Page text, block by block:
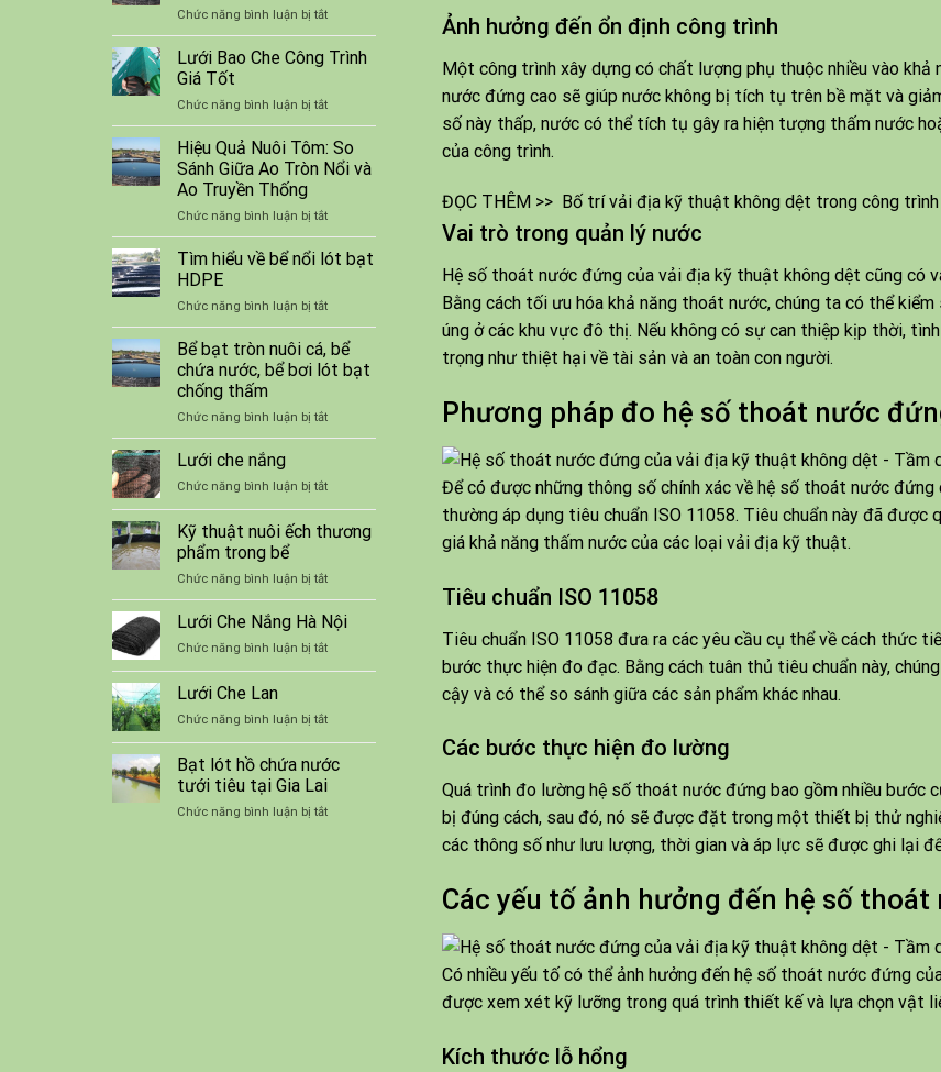
Chức năng bình luận bị tắtở
Bể
bạt
tôm
cá
HDPE
Lưới Bao Che Công Trình
Giá Tốt
Chức năng bình luận bị tắtở
Lưới
Bao
Che
Công
Giá
Tốt
Hiệu Quả Nuôi Tôm: So
Sánh Giữa Ao Tròn Nổi và
Ao Truyền Thống
Chức năng bình luận bị tắtở
Hiệu
Quả
So
Sánh
Giữa
Ao
và
Ao
Tìm hiểu về bể nổi lót bạt
HDPE
Chức năng bình luận bị tắtở
Tìm
hiểu
về
bể
lót
bạt
Bể bạt tròn nuôi cá, bể
chứa nước, bể bơi lót bạt
chống thấm
Chức năng bình luận bị tắtở
Bể
nuôi
cá,
bể
bể
bơi
lót
Lưới che nắng
Chức năng bình luận bị tắtở
nắng
Kỹ thuật nuôi ếch thương
phẩm trong bể
Chức năng bình luận bị tắtở
Kỹ
thuật
nuôi
ếch
thương
bể
Lưới Che Nắng Hà Nội
Chức năng bình luận bị tắtở
Hà
Nội
Lưới Che Lan
Chức năng bình luận bị tắtở
Che
Lan
Bạt lót hồ chứa nước
tưới tiêu tại Gia Lai
Chức năng bình luận bị tắtở
Ảnh hưởng đến ổn định công trình
Một công trình xây dựng có chất lượng phụ thuộc nhiều vào
nước đứng cao sẽ giúp nước không bị tích tụ trên bề mặt và
số này thấp, nước có thể tích tụ gây ra hiện tượng thấm nước
của công trình.
ĐỌC THÊM >> Bố trí vải địa kỹ thuật không dệt trong công
Vai trò trong quản lý nước
Hệ số thoát nước đứng của vải địa kỹ thuật không dệt cũng có
Bằng cách tối ưu hóa khả năng thoát nước, chúng ta có thể
úng ở các khu vực đô thị. Nếu không có sự can thiệp kịp thời,
trọng như thiệt hại về tài sản và an toàn con người.
Phương pháp đo hệ số thoát nước
Để có được những thông số chính xác về hệ số thoát nước
thường áp dụng tiêu chuẩn ISO 11058. Tiêu chuẩn này đã được
giá khả năng thấm nước của các loại vải địa kỹ thuật.
Tiêu chuẩn ISO 11058
Tiêu chuẩn ISO 11058 đưa ra các yêu cầu cụ thể về cách thức
bước thực hiện đo đạc. Bằng cách tuân thủ tiêu chuẩn này,
cậy và có thể so sánh giữa các sản phẩm khác nhau.
Các bước thực hiện đo lường
Quá trình đo lường hệ số thoát nước đứng bao gồm nhiều bước
bị đúng cách, sau đó, nó sẽ được đặt trong một thiết bị thử
các thông số như lưu lượng, thời gian và áp lực sẽ được ghi lại
Các yếu tố ảnh hưởng đến hệ số
Có nhiều yếu tố có thể ảnh hưởng đến hệ số thoát nước đứng
được xem xét kỹ lưỡng trong quá trình thiết kế và lựa chọn vật
Kích thước lỗ hổng